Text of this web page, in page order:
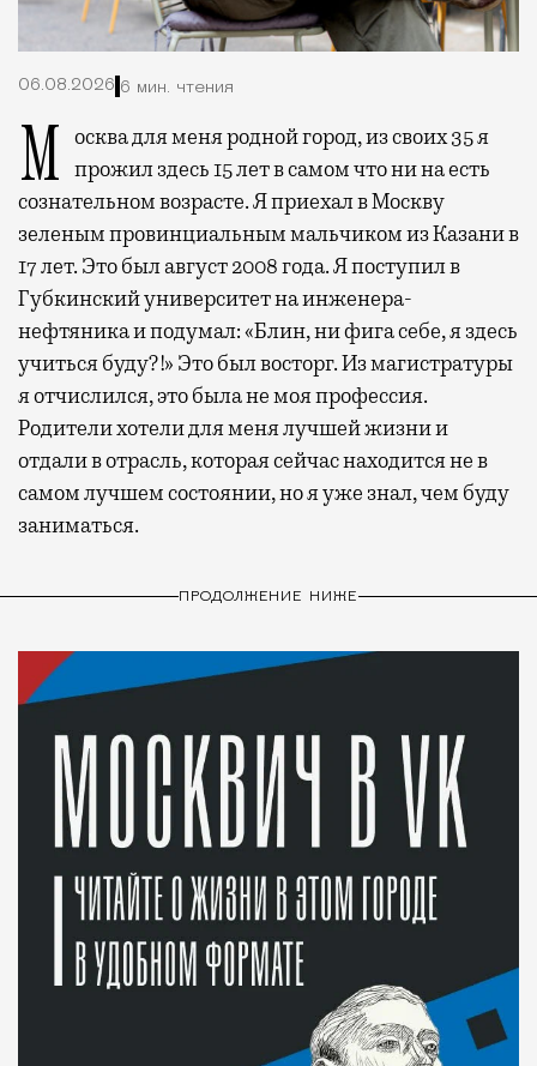
06.08.2026 6 мин. чтения
Москва для меня родной город, из своих 35 я прожил здесь 15 лет в самом что ни на есть
сознательном возрасте. Я приехал в Москву
зеленым провинциальным мальчиком из Казани в
17 лет. Это был август 2008 года. Я поступил в
Губкинский университет на инженера-
нефтяника и подумал: «Блин, ни фига себе, я здесь
учиться буду?!» Это был восторг. Из магистратуры
я отчислился, это была не моя профессия.
Родители хотели для меня лучшей жизни и
отдали в отрасль, которая сейчас находится не в
самом лучшем состоянии, но я уже знал, чем буду
заниматься.
ПРОДОЛЖЕНИЕ НИЖЕ